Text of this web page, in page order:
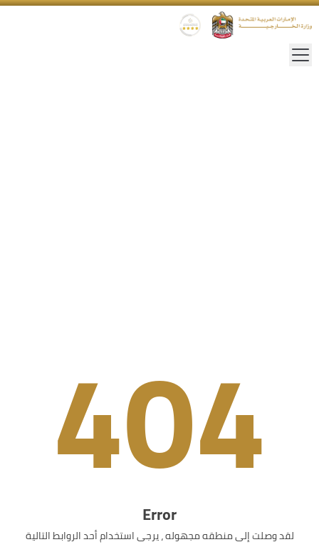
404
Error
لقد وصلت إلى منطقه مجهوله ، يرجى استخدام أحد الروابط التالية